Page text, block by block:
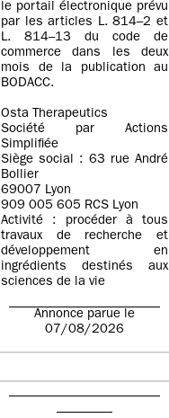
le portail électronique prévu
par les articles L. 814–2 et
L. 814–13 du code de
commerce dans les deux
mois de la publication au
BODACC.
Osta Therapeutics
Société par Actions
Simplifiée
Siège social : 63 rue André
Bollier
69007 Lyon
909 005 605 RCS Lyon
Activité : procéder à tous
travaux de recherche et
développement en
ingrédients destinés aux
sciences de la vie
Annonce parue le
07/08/2026